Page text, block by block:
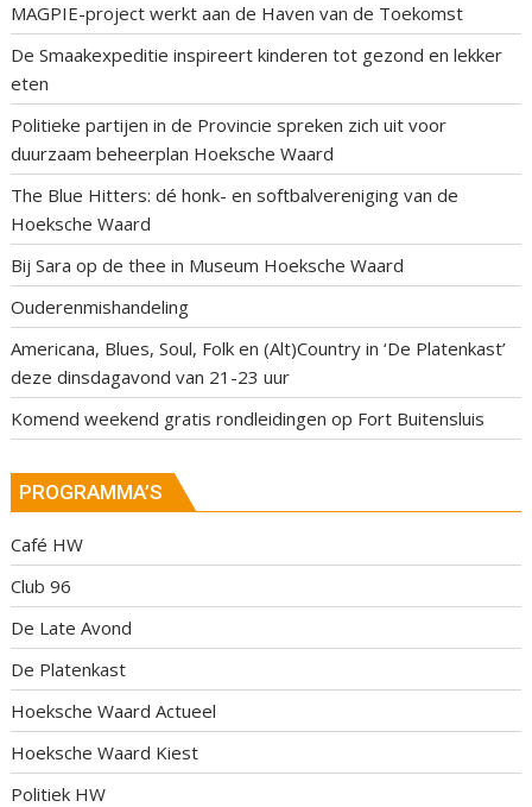
MAGPIE-project werkt aan de Haven van de Toekomst
De Smaakexpeditie inspireert kinderen tot gezond en lekker
eten
Politieke partijen in de Provincie spreken zich uit voor
duurzaam beheerplan Hoeksche Waard
The Blue Hitters: dé honk- en softbalvereniging van de
Hoeksche Waard
Bij Sara op de thee in Museum Hoeksche Waard
Ouderenmishandeling
Americana, Blues, Soul, Folk en (Alt)Country in ‘De Platenkast’
deze dinsdagavond van 21-23 uur
Komend weekend gratis rondleidingen op Fort Buitensluis
PROGRAMMA’S
Café HW
Club 96
De Late Avond
De Platenkast
Hoeksche Waard Actueel
Hoeksche Waard Kiest
Politiek HW